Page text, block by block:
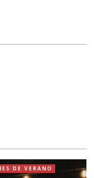
DE VERANO